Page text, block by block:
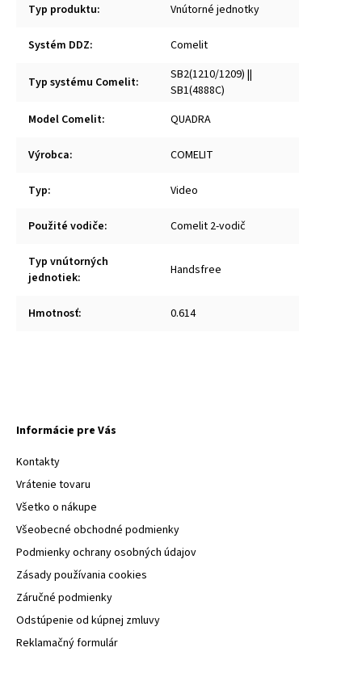
Typ produktu: Vnútorné jednotky
Systém DDZ: Comelit
Typ systému Comelit:
SB2(1210/1209) ||
SB1(4888C)
Model Comelit: QUADRA
Výrobca: COMELIT
Typ: Video
Použité vodiče: Comelit 2-vodič
Typ vnútorných
jednotiek: Handsfree
Hmotnosť: 0.614
Informácie pre Vás
Kontakty
Vrátenie tovaru
Všetko o nákupe
Všeobecné obchodné podmienky
Podmienky ochrany osobných údajov
Zásady používania cookies
Záručné podmienky
Odstúpenie od kúpnej zmluvy
Reklamačný formulár